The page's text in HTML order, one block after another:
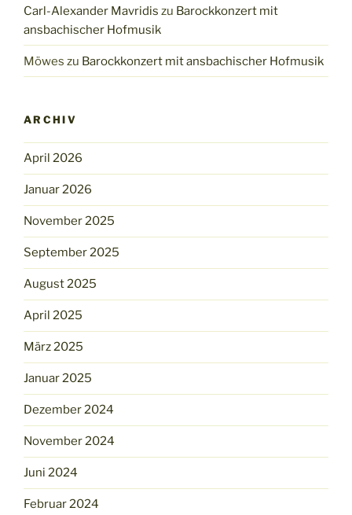
Carl-Alexander Mavridis zu Barockkonzert mit
ansbachischer Hofmusik
Möwes zu Barockkonzert mit ansbachischer Hofmusik
ARCHIV
April 2026
Januar 2026
November 2025
September 2025
August 2025
April 2025
März 2025
Januar 2025
Dezember 2024
November 2024
Juni 2024
Februar 2024